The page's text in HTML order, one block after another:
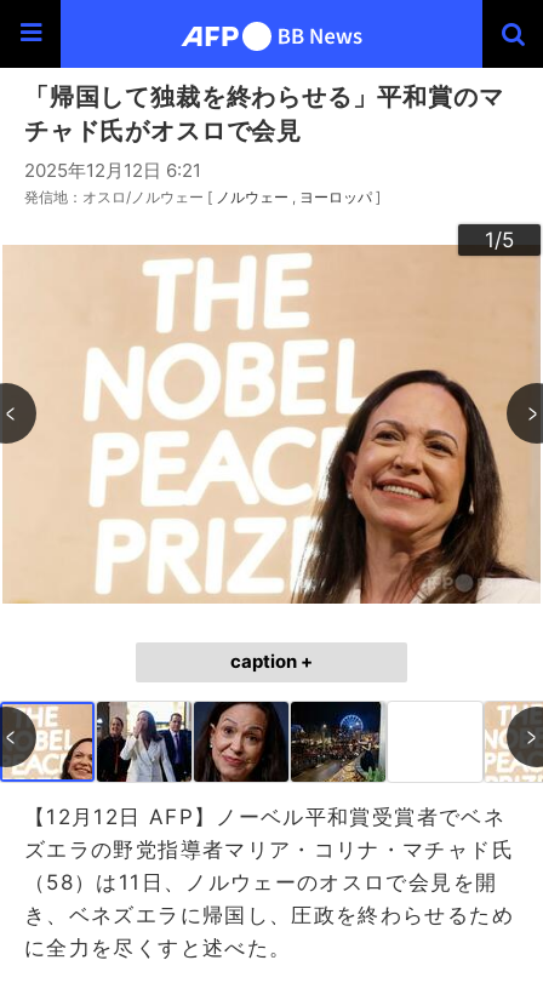
「帰国して独裁を終わらせる」平和賞のマ
チャド氏がオスロで会見
2025年12月12日 6:21
発信地：オスロ/ノルウェー [ ノルウェー ヨーロッパ ]
1/5
2/5
3/5
4/5
5/5
caption +
【12月12日 AFP】ノーベル平和賞受賞者でベネ
ズエラの野党指導者マリア・コリナ・マチャド氏
（58）は11日、ノルウェーのオスロで会見を開
き、ベネズエラに帰国し、圧政を終わらせるため
に全力を尽くすと述べた。